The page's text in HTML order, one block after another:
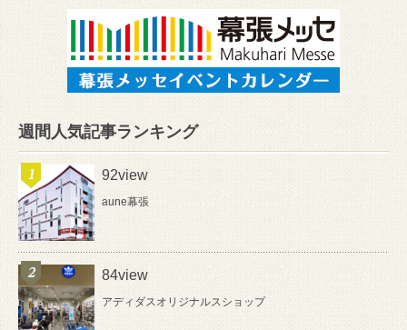
週間人気記事ランキング
92view
aune幕張
84view
アディダスオリジナルスショップ